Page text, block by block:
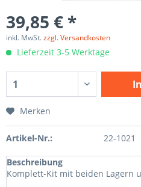
39,85 € *
inkl. MwSt.zzgl. Versandkosten
Lieferzeit 3-5 Werktage
Merken
Artikel-Nr.: 22-1021
Beschreibung
Komplett-Kit mit beiden Lagern